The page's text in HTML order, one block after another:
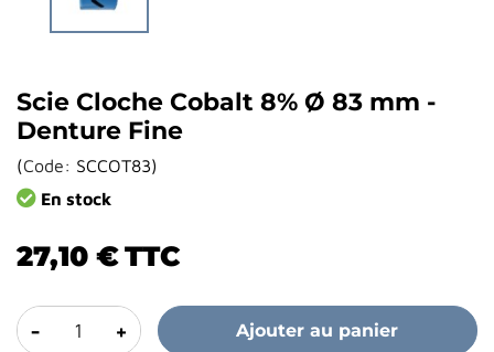
Scie Cloche Cobalt 8% Ø 83 mm -
Denture Fine
(Code: SCCOT83)
En stock
27,10 €TTC
- + Ajouter au panier